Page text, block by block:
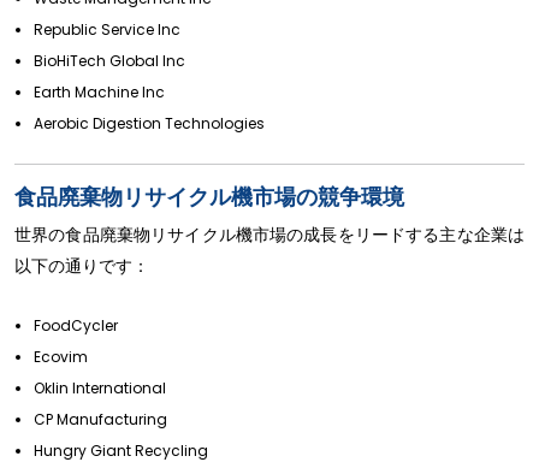
Republic Service Inc
BioHiTech Global Inc
Earth Machine Inc
Aerobic Digestion Technologies
食品廃棄物リサイクル機市場の競争環境
世界の食品廃棄物リサイクル機市場の成長をリードする主な企業は
以下の通りです：
FoodCycler
Ecovim
Oklin International
CP Manufacturing
Hungry Giant Recycling